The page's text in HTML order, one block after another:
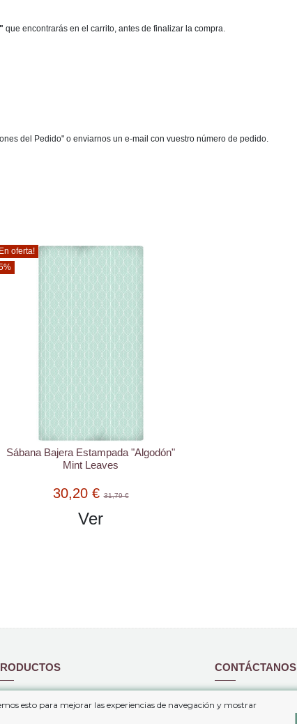
que encontrarás en el carrito, antes de finalizar la compra.
del Pedido" o enviarnos un e-mail con vuestro número de pedido.
oferta!
Sábana Bajera Estampada "Algodón"
Mint Leaves
30,20 €31,79 €
Ver
CONTÁCTANOS
esto para mejorar las experiencias de navegación y mostrar